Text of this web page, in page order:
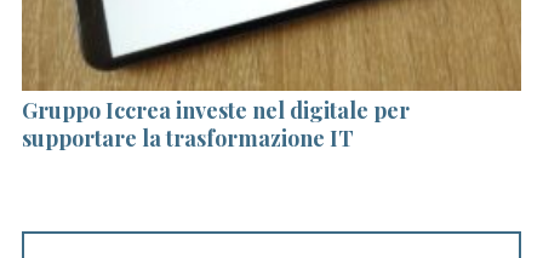
Gruppo Iccrea investe nel digitale per
supportare la trasformazione IT